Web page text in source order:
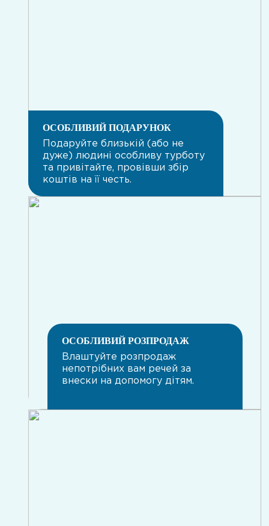
ОСОБЛИВИЙ ПОДАРУНОК
Подаруйте близькій (або не
дуже) людині особливу турботу
та привітайте, провівши збір
коштів на її честь.
ОСОБЛИВИЙ РОЗПРОДАЖ
Влаштуйте розпродаж
непотрібних вам речей за
внески на допомогу дітям.